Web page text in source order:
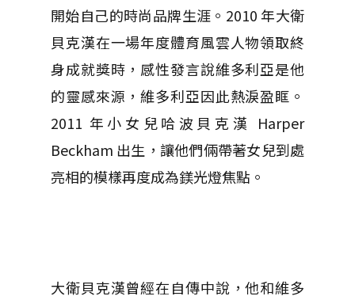
開始自己的時尚品牌生涯。2010 年大衛
貝克漢在一場年度體育風雲人物領取終
身成就獎時，感性發言說維多利亞是他
的靈感來源，維多利亞因此熱淚盈眶。
2011 年小女兒哈波貝克漢 Harper
Beckham 出生，讓他們倆帶著女兒到處
亮相的模樣再度成為鎂光燈焦點。
大衛貝克漢曾經在自傳中說，他和維多